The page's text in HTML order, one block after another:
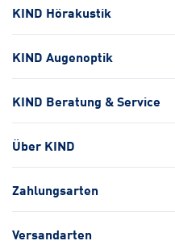
KIND Hörakustik
KIND Augenoptik
KIND Beratung & Service
Über KIND
Zahlungsarten
Versandarten